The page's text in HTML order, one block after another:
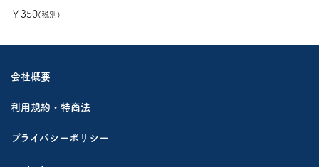
￥350(税別)
会社概要
利用規約・特商法
プライバシーポリシー